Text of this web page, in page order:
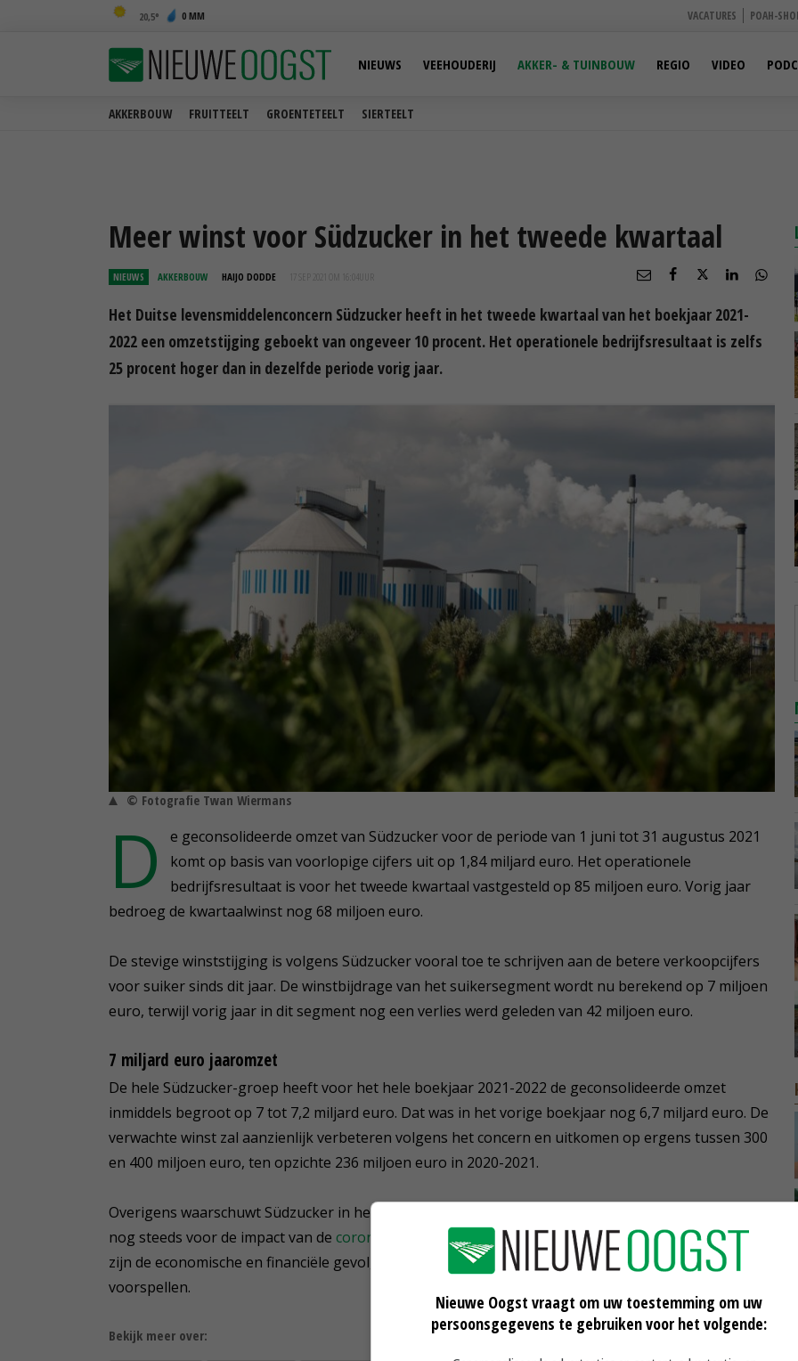
20,5 0 MM VACATURES POAH-
AKKERBOUW FRUITTEELT GROENTETEELT SIERTEELT
NIEUWS VEEHOUDERIJ AKKER- & TUINBOUW REGIO VIDEO
Meer winst voor Südzucker in het tweede kwartaal
NIEUWS AKKERBOUW HAIJO DODDE 17 SEP 2021 OM 16:04
Het Duitse levensmiddelenconcern Südzucker heeft in het tweede kwartaal van het boekjaar 2021-
2022 een omzetstijging geboekt van ongeveer 10 procent. Het operationele bedrijfsresultaat is zelfs
25 procent hoger dan in dezelfde periode vorig jaar.
© Fotografie Twan Wiermans
D
e geconsolideerde omzet van Südzucker voor de periode van 1 juni tot 31 augustus 2021
komt op basis van voorlopige cijfers uit op 1,84 miljard euro. Het operationele
bedrijfsresultaat is voor het tweede kwartaal vastgesteld op 85 miljoen euro. Vorig jaar
bedroeg de kwartaalwinst nog 68 miljoen euro.
De stevige winststijging is volgens Südzucker vooral toe te schrijven aan de betere verkoopcijfers
voor suiker sinds dit jaar. De winstbijdrage van het suikersegment wordt nu berekend op 7 miljoen
euro, terwijl vorig jaar in dit segment nog een verlies werd geleden van 42 miljoen euro.
7 miljard euro jaaromzet
De hele Südzucker-groep heeft voor het hele boekjaar 2021-2022 de geconsolideerde omzet
inmiddels begroot op 7 tot 7,2 miljard euro. Dat was in het vorige boekjaar nog 6,7 miljard euro. De
verwachte winst zal aanzienlijk verbeteren volgens het concern en uitkomen op ergens tussen 300
en 400 miljoen euro, ten opzichte 236 miljoen euro in 2020-2021.
Overigens waarschuwt Südzucker in het rapport waarin de kwartaalcijfers worden gepresenteerd
nog steeds voor de impact van de coronapandemie. Volgens het concern houden de risico's aan en
zijn de economische en financiële gevolgen en de duur van de impact van de pandemie lastig te
voorspellen.
Bekijk meer over:
Nieuwe Oogst vraagt om uw toestemming om uw
persoonsgegevens te gebruiken voor het volgende: